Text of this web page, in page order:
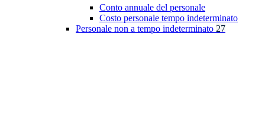
Conto annuale del personale
Costo personale tempo indeterminato
Personale non a tempo indeterminato 27